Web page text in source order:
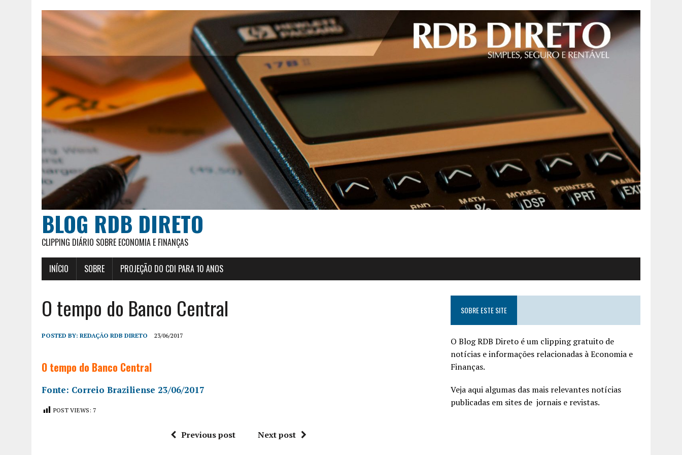
BLOG RDB DIRETO
CLIPPING DIÁRIO SOBRE ECONOMIA E FINANÇAS
INÍCIO SOBRE PROJEÇÃO DO CDI PARA 10 ANOS
O tempo do Banco Central
POSTED BY: REDAÇÃO RDB DIRETO 23/06/2017
O tempo do Banco Central
Fonte: Correio Braziliense 23/06/2017
POST VIEWS: 7
Previous post Next post
SOBRE ESTE SITE
O Blog RDB Direto é um clipping gratuito de
notícias e informações relacionadas à Economia e
Finanças.
Veja aqui algumas das mais relevantes notícias
publicadas em sites de jornais e revistas.